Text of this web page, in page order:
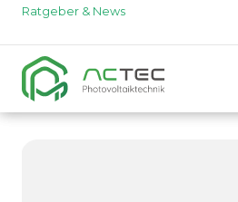
Ratgeber & News